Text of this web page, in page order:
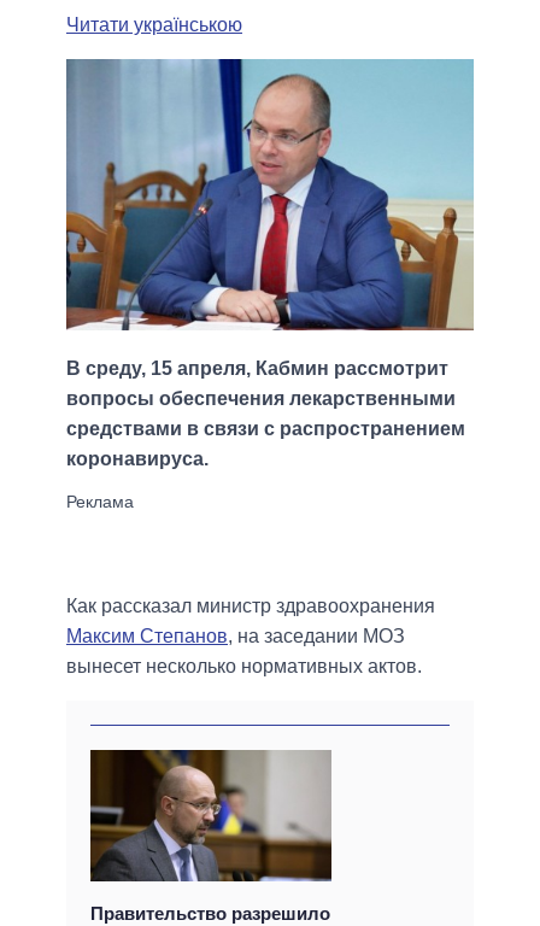
Читати українською
В среду, 15 апреля, Кабмин рассмотрит
вопросы обеспечения лекарственными
средствами в связи с распространением
коронавируса.
Как рассказал министр здравоохранения
Максим Степанов, на заседании МОЗ
вынесет несколько нормативных актов.
Правительство разрешило